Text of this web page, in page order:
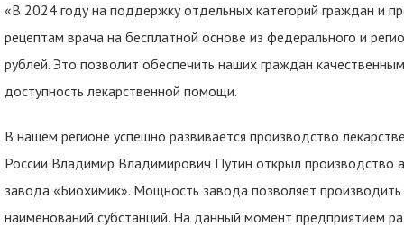
«В 2024 году на поддержку отдельных категорий граждан и
рецептам врача на бесплатной основе из федерального и
рублей. Это позволит обеспечить наших граждан
доступность лекарственной помощи.
В нашем регионе успешно развивается производство
России Владимир Владимирович Путин открыл производство
завода «Биохимик». Мощность завода позволяет
наименований субстанций. На данный момент предприятием